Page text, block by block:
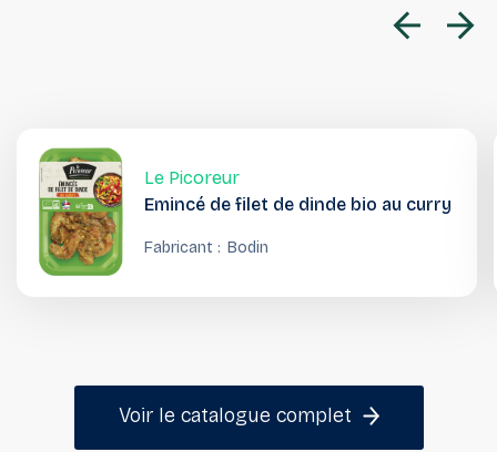
Le Picoreur
Emincé de filet de dinde bio au curry
Fabricant : Bodin
Voir le catalogue complet